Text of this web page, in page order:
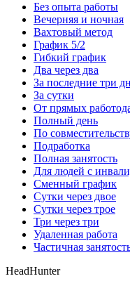
Без опыта работы
Вечерняя и ночная
Вахтовый метод
График 5/2
Гибкий график
Два через два
За последние три
За сутки
От прямых
Полный день
По
Подработка
Полная занятость
Для людей с
Сменный график
Сутки через двое
Сутки через трое
Три через три
Удаленная работа
Частичная
HeadHunter